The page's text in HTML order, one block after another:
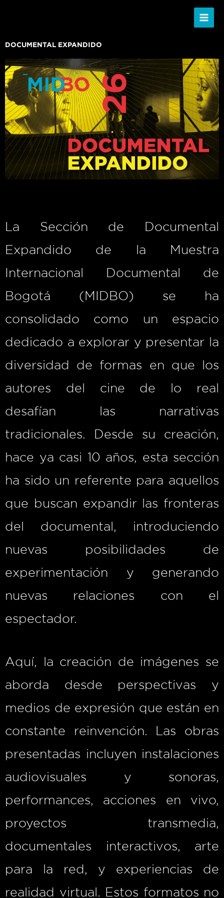
DOCUMENTAL EXPANDIDO
La Sección de Documental
Expandido de la Muestra
Internacional Documental de
Bogotá (MIDBO) se ha
consolidado como un espacio
dedicado a explorar y presentar la
diversidad de formas en que los
autores del cine de lo real
desafían las narrativas
tradicionales. Desde su creación,
hace ya casi 10 años, esta sección
ha sido un referente para aquellos
que buscan expandir las fronteras
del documental, introduciendo
nuevas posibilidades de
experimentación y generando
nuevas relaciones con el
espectador.
Aquí, la creación de imágenes se
aborda desde perspectivas y
medios de expresión que están en
constante reinvención. Las obras
presentadas incluyen instalaciones
audiovisuales y sonoras,
performances, acciones en vivo,
proyectos transmedia,
documentales interactivos, arte
para la red, y experiencias de
realidad virtual. Estos formatos no